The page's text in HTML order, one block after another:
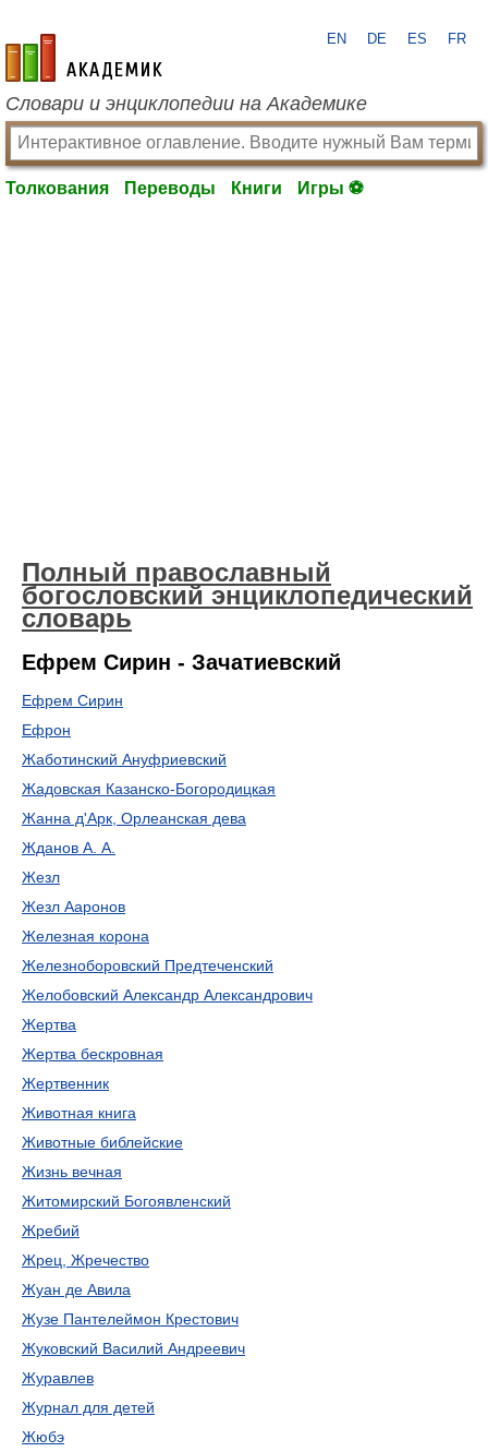
academic.ru
EN DE ES FR
Словари и энциклопедии на Академике
Толкования Переводы Книги Игры ⚽
Полный православный
богословский энциклопедический
словарь
Ефрем Сирин - Зачатиевский
Ефрем Сирин
Ефрон
Жаботинский Ануфриевский
Жадовская Казанско-Богородицкая
Жанна д'Арк, Орлеанская дева
Жданов А. А.
Жезл
Жезл Ааронов
Железная корона
Железноборовский Предтеченский
Желобовский Александр Александрович
Жертва
Жертва бескровная
Жертвенник
Животная книга
Животные библейские
Жизнь вечная
Житомирский Богоявленский
Жребий
Жрец, Жречество
Жуан де Авила
Жузе Пантелеймон Крестович
Жуковский Василий Андреевич
Журавлев
Журнал для детей
Жюбэ